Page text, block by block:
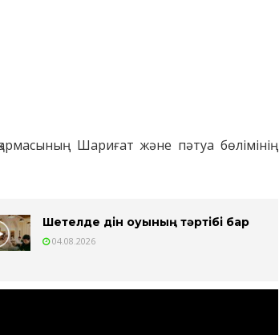
Шариғат және пәтуа бөлімінің
Шетелде дін оқуының тәртібі бар
04.08.2026